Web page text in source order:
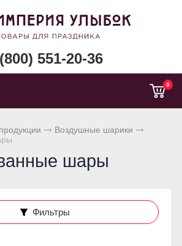
551-20-36
0
Воздушные шарики
шары
Фильтры